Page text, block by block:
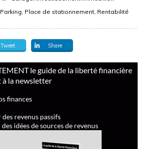
Parking, Place de stationnement, Rentabilité
Tweet Share